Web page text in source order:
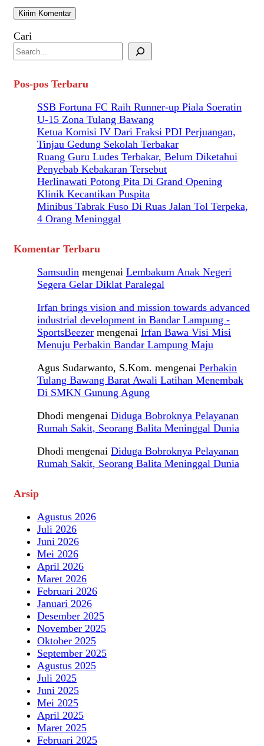
Cari
Pos-pos Terbaru
SSB Fortuna FC Raih Runner-up Piala Soeratin
U-15 Zona Tulang Bawang
Ketua Komisi IV Dari Fraksi PDI Perjuangan,
Tinjau Gedung Sekolah Terbakar
Ruang Guru Ludes Terbakar, Belum Diketahui
Penyebab Kebakaran Tersebut
Herlinawati Potong Pita Di Grand Opening
Klinik Kecantikan Puspita
Minibus Tabrak Fuso Di Ruas Jalan Tol Terpeka,
4 Orang Meninggal
Komentar Terbaru
Samsudin mengenai Lembakum Anak Negeri
Segera Gelar Diklat Paralegal
Irfan brings vision and mission towards advanced
industrial development in Bandar Lampung -
SportsBeezer mengenai Irfan Bawa Visi Misi
Menuju Perbakin Bandar Lampung Maju
Agus Sudarwanto, S.Kom. mengenai Perbakin
Tulang Bawang Barat Awali Latihan Menembak
Di SMKN Gunung Agung
Dhodi mengenai Diduga Bobroknya Pelayanan
Rumah Sakit, Seorang Balita Meninggal Dunia
Dhodi mengenai Diduga Bobroknya Pelayanan
Rumah Sakit, Seorang Balita Meninggal Dunia
Arsip
Agustus 2026
Juli 2026
Juni 2026
Mei 2026
April 2026
Maret 2026
Februari 2026
Januari 2026
Desember 2025
November 2025
Oktober 2025
September 2025
Agustus 2025
Juli 2025
Juni 2025
Mei 2025
April 2025
Maret 2025
Februari 2025